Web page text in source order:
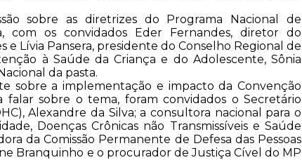
sobre as diretrizes do Programa Nacional de
com os convidados Eder Fernandes, diretor do
Lívia Pansera, presidente do Conselho Regional de
à Saúde da Criança e do Adolescente, Sônia
da pasta.
sobre a implementação e impacto da Convenção
falar sobre o tema, foram convidados o Secretário
Alexandre da Silva; a consultora nacional para o
Doenças Crônicas não Transmissíveis e Saúde
da Comissão Permanente de Defesa das Pessoas
Branquinho e o procurador de Justiça Cível do MP